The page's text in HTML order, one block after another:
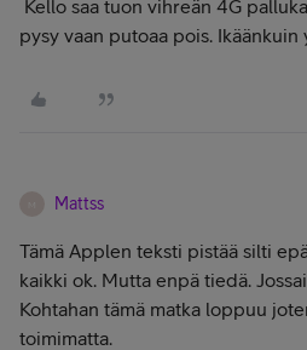
Kello saa tuon vihreän 4G
pysy vaan putoaa pois. Ikäänkuin
Mattss
Tämä Applen teksti pistää silti
kaikki ok. Mutta enpä tiedä.
Kohtahan tämä matka loppuu
toimimatta.